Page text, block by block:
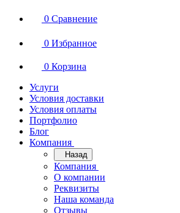
0 Сравнение
0 Избранное
0 Корзина
Услуги
Условия доставки
Условия оплаты
Портфолио
Блог
Компания
Назад
Компания
О компании
Реквизиты
Наша команда
Отзывы